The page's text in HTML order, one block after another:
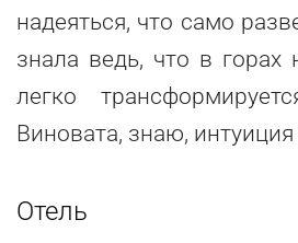
надеяться, что само
знала ведь, что в горах
легко
Виновата, знаю,
Отель